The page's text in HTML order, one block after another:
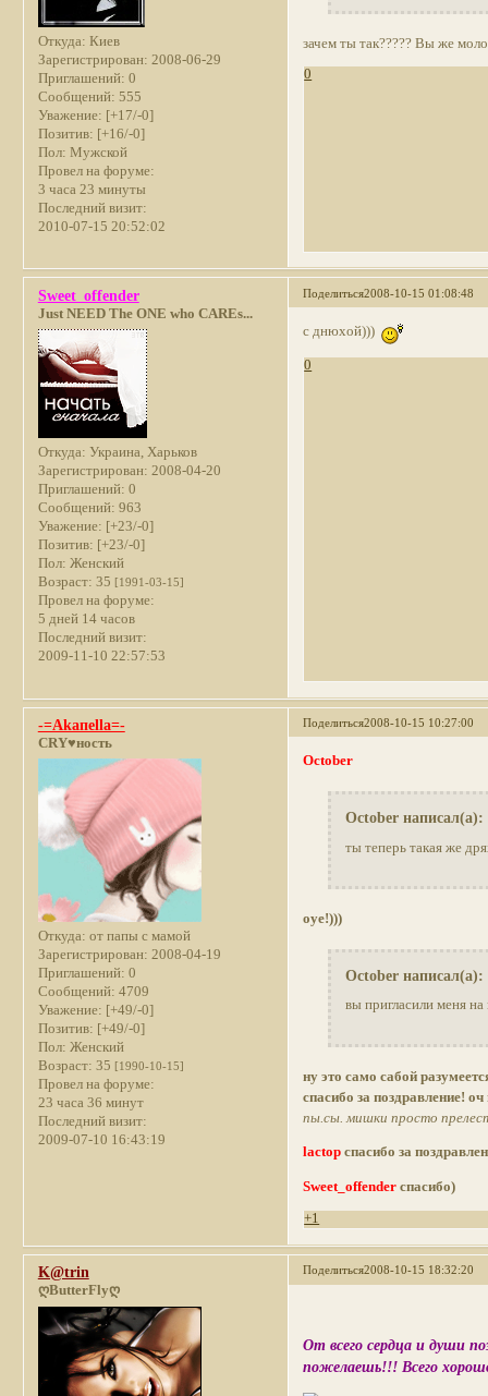
Откуда: Киев
Зарегистрирован: 2008-06-29
Приглашений: 0
Сообщений: 555
Уважение: [+17/-0]
Позитив: [+16/-0]
Пол: Мужской
Провел на форуме:
3 часа 23 минуты
Последний визит:
2010-07-15 20:52:02
зачем ты так????? Вы же
0
Поделиться2008-10-15 01:08:48
Sweet_offender
Just NEED The ONE who CAREs...
Откуда: Украина, Харьков
Зарегистрирован: 2008-04-20
Приглашений: 0
Сообщений: 963
Уважение: [+23/-0]
Позитив: [+23/-0]
Пол: Женский
Возраст: 35 [1991-03-15]
Провел на форуме:
5 дней 14 часов
Последний визит:
2009-11-10 22:57:53
с днюхой)))
0
Поделиться2008-10-15 10:27:00
-=Akaпella=-
CRY♥ность
Откуда: от папы с мамой
Зарегистрирован: 2008-04-19
Приглашений: 0
Сообщений: 4709
Уважение: [+49/-0]
Позитив: [+49/-0]
Пол: Женский
Возраст: 35 [1990-10-15]
Провел на форуме:
23 часа 36 минут
Последний визит:
2009-07-10 16:43:19
October
October написал(а):
ты теперь такая же
оуе!)))
October написал(а):
вы пригласили меня
ну это само сабой
спасибо за поздравление!
пы.сы. мишки просто
lactop спасибо за
Sweet_offender спасибо)
+1
Поделиться2008-10-15 18:32:20
K@trin
ღButterFlyღ
От всего сердца и души
пожелаешь!!! Всего